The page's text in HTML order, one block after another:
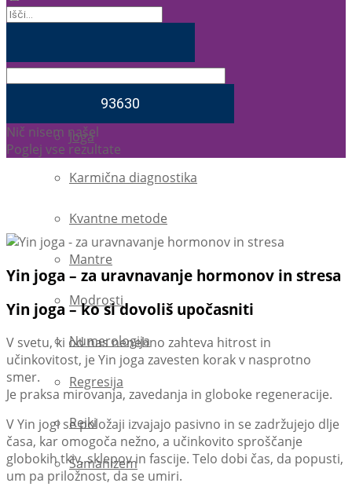
Feng Shui
Joga
Karmična diagnostika
Kvantne metode
Mantre
Modrosti
Numerologija
Regresija
Reiki
Šamanizem
Nič nisem našel
Poglej vse rezultate
Yin joga – za uravnavanje hormonov in stresa
Yin joga – ko si dovoliš upočasniti
V svetu, ki od nas nenehno zahteva hitrost in
učinkovitost, je Yin joga zavesten korak v nasprotno
smer.
Je praksa mirovanja, zavedanja in globoke regeneracije.
V Yin jogi se položaji izvajajo pasivno in se zadržujejo dlje
časa, kar omogoča nežno, a učinkovito sproščanje
globokih tkiv, sklepov in fascije. Telo dobi čas, da popusti,
um pa priložnost, da se umiri.